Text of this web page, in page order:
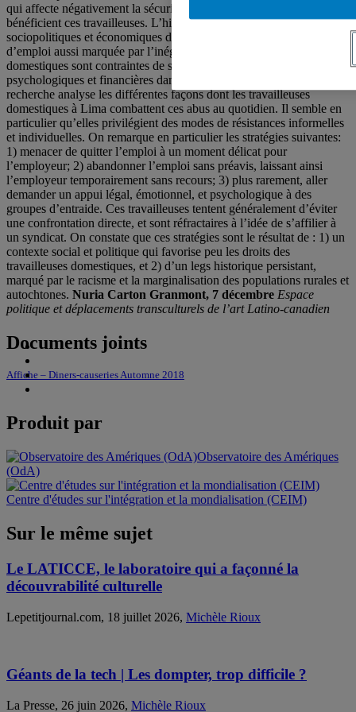
qui affecte négativement la sécurité et les conditions de travail dont
bénéficient ces travailleuses. L’historique de profondes inégalités
sociopolitiques et économiques du pays favorise une dynamique
d’emploi aussi marquée par l’inégalité, où les travailleuses
domestiques sont contraintes de subir des violences physiques,
psychologiques et financières dans leur milieu de travail. La
recherche analyse les différentes façons dont les travailleuses
domestiques à Lima combattent ces abus au quotidien. Il semble en
particulier qu’elles privilégient des modes de résistances informelles
et individuelles. On remarque en particulier les stratégies suivantes:
1) menacer de quitter l’emploi à un moment délicat pour
l’employeur; 2) abandonner l’emploi sans préavis, laissant ainsi
l’employeur temporairement sans recours; 3) plus rarement, aller
demander un appui légal, émotionnel, et psychologique à des
groupes d’entraide. Ces travailleuses tentent généralement d’éviter
une confrontation directe, et sont réfractaires à l’idée de s’affilier à
un syndicat. On constate que ces stratégies sont le résultat de : 1) un
contexte social et politique qui favorise peu les droits des
travailleuses domestiques, et 2) d’un legs historique persistant,
marqué par le racisme et la marginalisation des populations rurales et
autochtones. Nuria Carton Granmont, 7 décembre Espace
politique et déplacements transculturels de l’art Latino-canadien
Documents joints
Affiche – Diners-causeries Automne 2018
Produit par
Observatoire des Amériques
(OdA)
Centre d'études sur l'intégration et la mondialisation (CEIM)
Sur le même sujet
Le LATICCE, le laboratoire qui a façonné la
découvrabilité culturelle
Lepetitjournal.com, 18 juillet 2026, Michèle Rioux
Géants de la tech | Les dompter, trop difficile ?
La Presse, 26 juin 2026, Michèle Rioux